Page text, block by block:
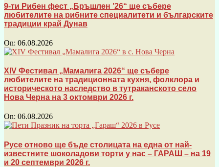
9-ти Рибен фест „Бръшлен ’26“ ще събере
любителите на рибните специалитети и българските
традиции край Дунав
On: 06.08.2026
XIV Фестивал „Мамалига 2026“ ще събере
любителите на традиционната кухня, фолклора и
историческото наследство в тутраканското село
Нова Черна на 3 октомври 2026 г.
On: 06.08.2026
Русе отново ще бъде столицата на една от най-
известните шоколадови торти у нас – ГАРАШ – на 19
и 20 септември 2026 г.